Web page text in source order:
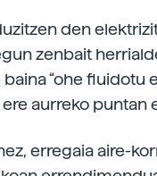
den
zenbait
“ohe fluidotu
aurreko puntan
erregaia aire-